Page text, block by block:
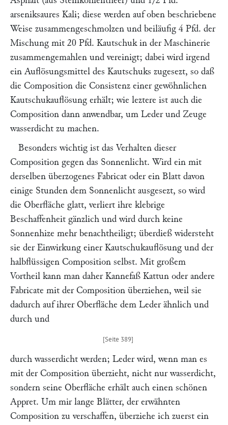
arseniksaures Kali; diese werden auf oben beschriebene
Weise zusammengeschmolzen und beiläufig 4 Pfd. der
Mischung mit 20 Pfd. Kautschuk in der Maschinerie
zusammengemahlen und vereinigt; dabei wird irgend
ein Auflösungsmittel des Kautschuks zugesezt, so daß
die Composition die Consistenz einer gewöhnlichen
Kautschukauflösung erhält; wie leztere ist auch die
Composition dann anwendbar, um Leder und Zeuge
wasserdicht zu machen.
Besonders wichtig ist das Verhalten dieser
Composition gegen das Sonnenlicht. Wird ein mit
derselben überzogenes Fabricat oder ein Blatt davon
einige Stunden dem Sonnenlicht ausgesezt, so wird
die Oberfläche glatt, verliert ihre klebrige
Beschaffenheit gänzlich und wird durch keine
Sonnenhize mehr benachtheiligt; überdieß widersteht
sie der Einwirkung einer Kautschukauflösung und der
halbflüssigen Composition selbst. Mit großem
Vortheil kann man daher Kannefaß Kattun oder andere
Fabricate mit der Composition überziehen, weil sie
dadurch auf ihrer Oberfläche dem Leder ähnlich und
durch und
durch wasserdicht werden; Leder wird, wenn man es
mit der Composition überzieht, nicht nur wasserdicht,
sondern seine Oberfläche erhält auch einen schönen
Appret. Um mir lange Blätter, der erwähnten
Composition zu verschaffen, überziehe ich zuerst ein